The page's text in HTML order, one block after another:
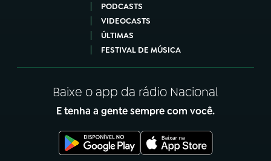
PODCASTS
VIDEOCASTS
ÚLTIMAS
FESTIVAL DE MÚSICA
Baixe o app da rádio Nacional
E tenha a gente sempre com você.